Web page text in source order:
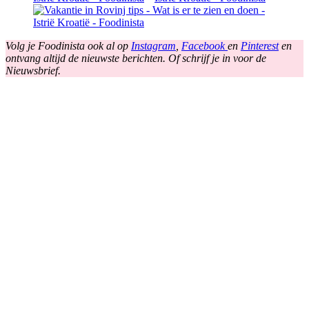
Volg je Foodinista ook al op Instagram Facebooken Pinteresten
ontvang altijd de nieuwste berichten. Of schrijf je in voor de
Nieuwsbrief.